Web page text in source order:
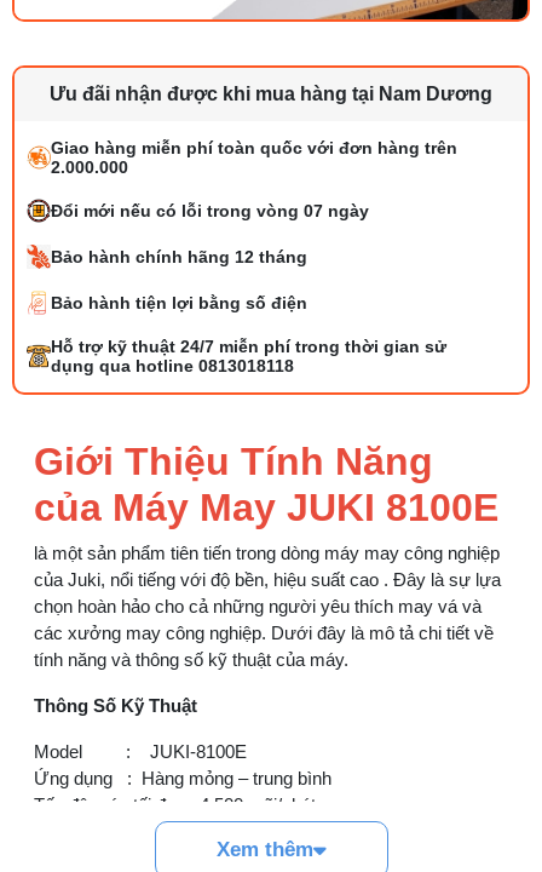
Ưu đãi nhận được khi mua hàng tại Nam Dương
Giao hàng miễn phí toàn quốc với đơn hàng trên
2.000.000
Đổi mới nếu có lỗi trong vòng 07 ngày
Bảo hành chính hãng 12 tháng
Bảo hành tiện lợi bằng số điện
Hỗ trợ kỹ thuật 24/7 miễn phí trong thời gian sử
dụng qua hotline 0813018118
Giới Thiệu Tính Năng
của Máy May JUKI 8100E
là một sản phẩm tiên tiến trong dòng máy may công nghiệp
của Juki, nổi tiếng với độ bền, hiệu suất cao . Đây là sự lựa
chọn hoàn hảo cho cả những người yêu thích may vá và
các xưởng may công nghiệp. Dưới đây là mô tả chi tiết về
tính năng và thông số kỹ thuật của máy.
Thông Số Kỹ Thuật
Model : JUKI-8100E
Ứng dụng : Hàng mỏng – trung bình
Tốc độ máy tối đa : 4.500 mũi/phút
Chiều dài mũi tối đa : 5 mm
Hành trình trụ kim : 30,7 mm
Xem thêm
Bộ phụ trợ kéo vải máy may là gì? Công
dụng và cách lắp
Tổng hợp 6 loại kéo cắt vải ngành may
đáng mua
Đồng tiền máy may là gì? Hướng dẫn chỉnh
chỉ đúng
21/07/2026 09:08 AM
Cách vệ sinh máy cắt nhiệt dây đai an toàn,
08/08/2026 08:58 AM
Quy trình kiểm vải đầu vào và cách tính
điểm lỗi chuẩn
05/08/2026 10:52 AM